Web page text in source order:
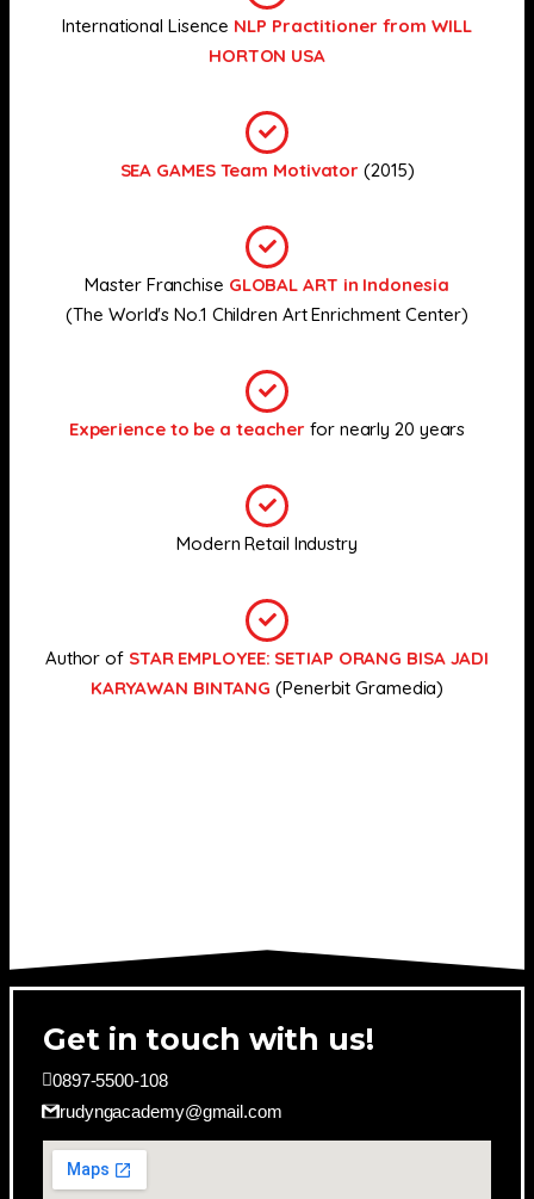
International Lisence NLP Practitioner from WILL
HORTON USA
SEA GAMES Team Motivator (2015)
Master Franchise GLOBAL ART in Indonesia
(The World's No.1 Children Art Enrichment Center)
Experience to be a teacher for nearly 20 years
Modern Retail Industry
Author of STAR EMPLOYEE: SETIAP ORANG BISA JADI
KARYAWAN BINTANG (Penerbit Gramedia)
Get in touch with us!
0897-5500-108
rudyngacademy@gmail.com